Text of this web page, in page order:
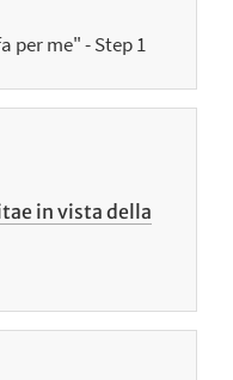
per me" - Step 1
in vista della